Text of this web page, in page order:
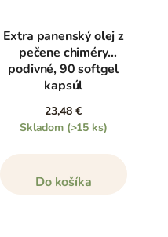
Extra panenský olej z
pečene chiméry
podivné, 90 softgel
kapsúl
23,48 €
Skladom (>15 ks)
Do košíka